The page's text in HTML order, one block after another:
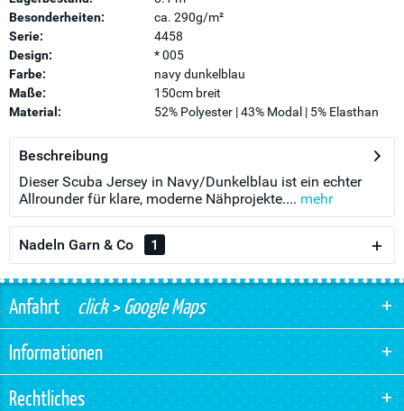
Besonderheiten:
ca. 290g/m²
Serie:
4458
Design:
* 005
Farbe:
navy dunkelblau
Maße:
150cm breit
Material:
52% Polyester | 43% Modal | 5% Elasthan
Beschreibung
Dieser Scuba Jersey in Navy/Dunkelblau ist ein echter
Allrounder für klare, moderne Nähprojekte.... mehr
Nadeln Garn & Co 1
Anfahrtclick > Google Maps
Informationen
Rechtliches